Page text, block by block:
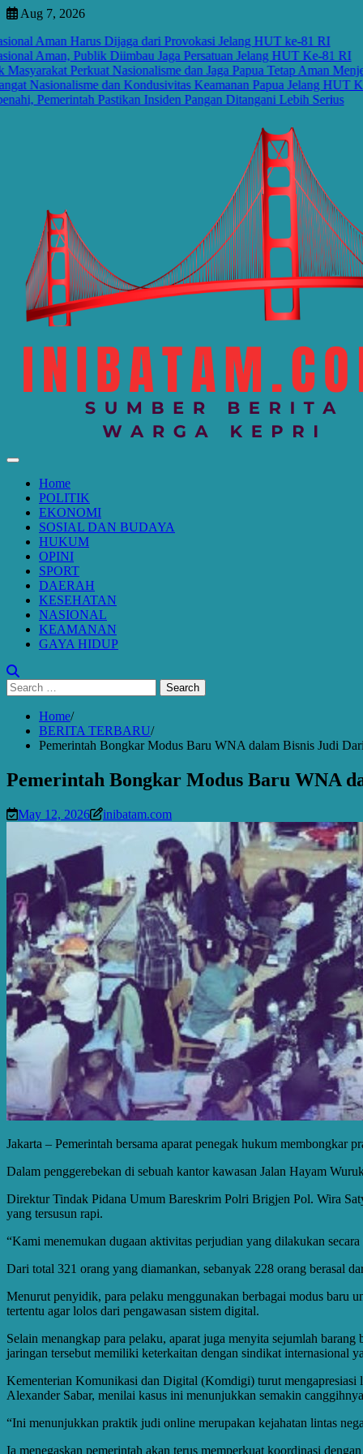
Skip
content
Aug 7, 2026
Aman Harus Dijaga dari Provokasi Jelang HUT ke-81 RI
Aman, Publik Diimbau Jaga Persatuan Jelang HUT Ke-81 RI
Perkuat Nasionalisme dan Jaga Papua Tetap Aman
Nasionalisme dan Kondusivitas Keamanan Papua Jelang HUT Ke-
Pemerintah Pastikan Insiden Pangan Ditangani Lebih Serius
Home
POLITIK
EKONOMI
SOSIAL DAN BUDAYA
HUKUM
OPINI
SPORT
DAERAH
KESEHATAN
NASIONAL
KEAMANAN
GAYA HIDUP
Search
for:
Home
BERITA TERBARU
Pemerintah Bongkar Modus Baru WNA dalam Bisnis Judi
Pemerintah Bongkar Modus Baru WNA
May 12, 2026 inibatam.com
Jakarta – Pemerintah bersama aparat penegak hukum
Dalam penggerebekan di sebuah kantor kawasan Jalan Hayam
Direktur Tindak Pidana Umum Bareskrim Polri Brigjen Pol. Wira
yang tersusun rapi.
“Kami menemukan dugaan aktivitas perjudian yang dilakukan
Dari total 321 orang yang diamankan, sebanyak 228 orang berasal
Menurut penyidik, para pelaku menggunakan berbagai modus baru
tertentu agar lolos dari pengawasan sistem digital.
Selain menangkap para pelaku, aparat juga menyita sejumlah
jaringan tersebut memiliki keterkaitan dengan sindikat internasional
Kementerian Komunikasi dan Digital (Komdigi) turut mengapresiasi
Alexander Sabar, menilai kasus ini menunjukkan semakin
“Ini menunjukkan praktik judi online merupakan kejahatan lintas
Ia menegaskan pemerintah akan terus memperkuat koordinasi